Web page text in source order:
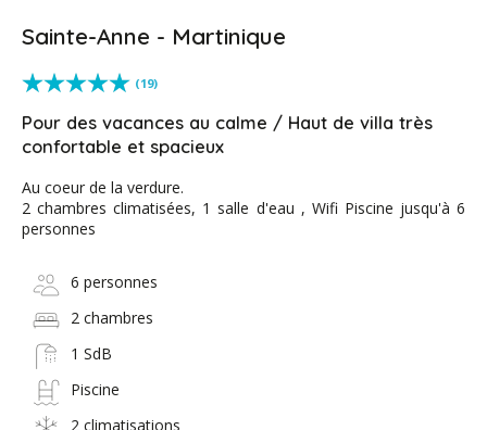
Sainte-Anne - Martinique
(19)
Pour des vacances au calme / Haut de villa très
confortable et spacieux
Au coeur de la verdure.
2 chambres climatisées, 1 salle d'eau , Wifi Piscine jusqu'à 6
personnes
6 personnes
2 chambres
1 SdB
Piscine
2 climatisations